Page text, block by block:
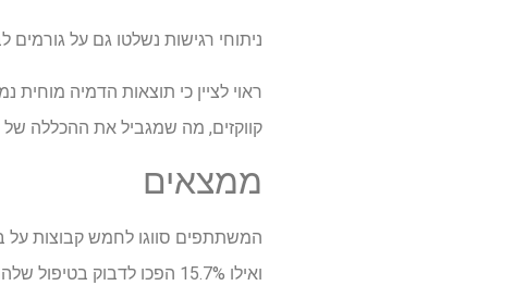
ניתוחי רגישות נשלטו גם על
קווקזים, מה שמגביל את ההכללה של
ממצאים
ואילו 15.7% הפכו לדבוק